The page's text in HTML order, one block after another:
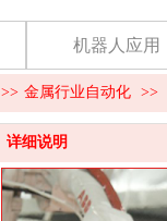
机器人应用
>> 金属行业自动化 >>
详细说明